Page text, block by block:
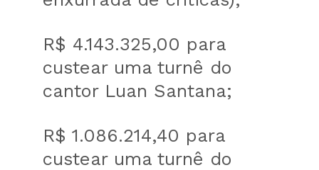
R$ 4.143.325,00 para
custear uma turnê do
cantor Luan Santana;
R$ 1.086.214,40 para
custear uma turnê do